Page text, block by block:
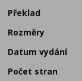
Překlad
Rozměry
Datum vydání
Počet stran